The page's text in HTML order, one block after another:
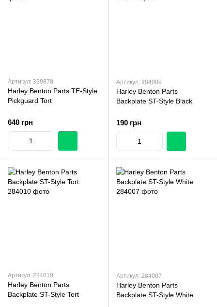
Артикул: 339878
Harley Benton Parts TE-Style
Pickguard Tort
640 грн
Артикул: 284009
Harley Benton Parts
Backplate ST-Style Black
190 грн
Артикул: 284010
Harley Benton Parts
Backplate ST-Style Tort
Артикул: 284007
Harley Benton Parts
Backplate ST-Style White